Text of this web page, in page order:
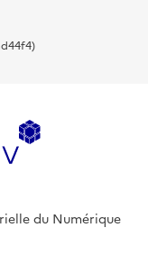
du Numérique